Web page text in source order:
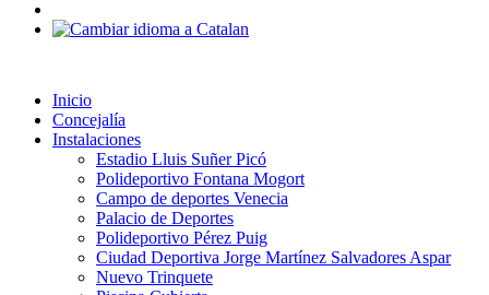
Inicio
Concejalía
Instalaciones
Estadio Lluis Suñer Picó
Polideportivo Fontana Mogort
Campo de deportes Venecia
Palacio de Deportes
Polideportivo Pérez Puig
Ciudad Deportiva Jorge Martínez Salvadores Aspar
Nuevo Trinquete